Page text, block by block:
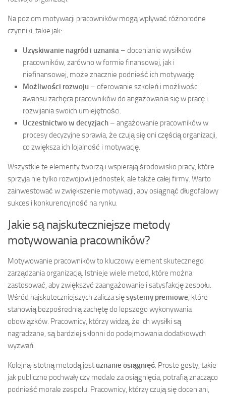
Na poziom motywacji pracowników mogą wpływać różnorodne
czynniki, takie jak:
Uzyskiwanie nagród i uznania – docenianie wysiłków
pracowników, zarówno w formie finansowej, jak i
niefinansowej, może znacznie podnieść ich motywację.
Możliwości rozwoju – oferowanie szkoleń i możliwości
awansu zachęca pracowników do angażowania się w pracę i
rozwijania swoich umiejętności.
Uczestnictwo w decyzjach – angażowanie pracowników w
procesy decyzyjne sprawia, że czują się oni częścią organizacji,
co zwiększa ich lojalność i motywację.
Wszystkie te elementy tworzą i wspierają środowisko pracy, które
sprzyja nie tylko rozwojowi jednostek, ale także całej firmy. Warto
zainwestować w zwiększenie motywacji, aby osiągnąć długofalowy
sukces i konkurencyjność na rynku.
Jakie są najskuteczniejsze metody
motywowania pracowników?
Motywowanie pracowników to kluczowy element skutecznego
zarządzania organizacją. Istnieje wiele metod, które można
zastosować, aby zwiększyć zaangażowanie i satysfakcję zespołu.
Wśród najskuteczniejszych zalicza sięsystemy premiowe, które
stanowią bezpośrednią zachętę do lepszego wykonywania
obowiązków. Pracownicy, którzy widzą, że ich wysiłki są
nagradzane, są bardziej skłonni do podejmowania dodatkowych
wyzwań.
Kolejną istotną metodą jest uznanie osiągnięć. Proste gesty, takie
jak publiczne pochwały czy medale za osiągnięcia, potrafią znacząco
podnieść morale zespołu. Pracownicy, którzy czują się doceniani,